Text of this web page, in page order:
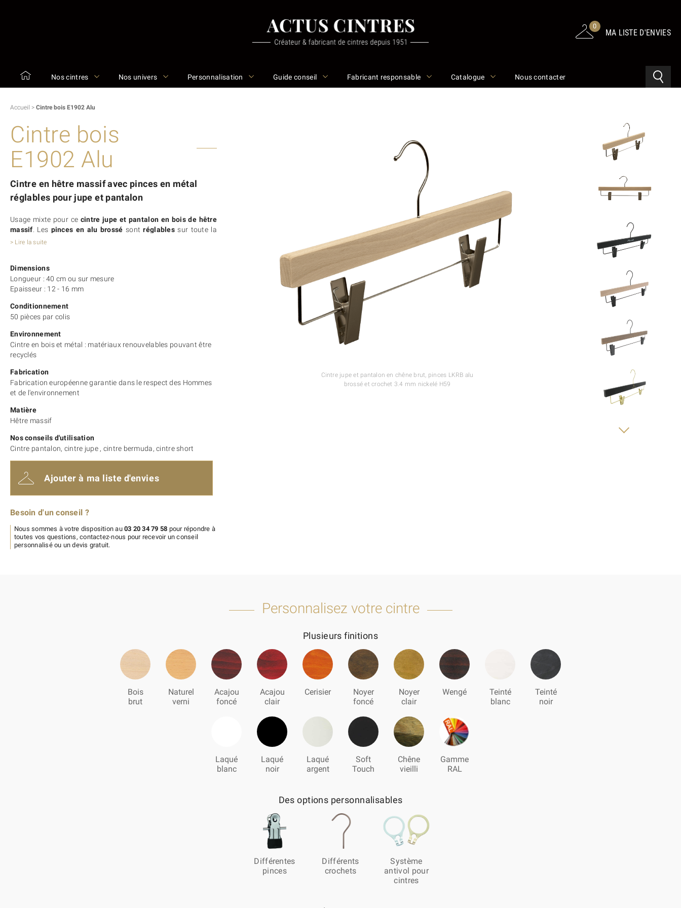
0
MA LISTE D'ENVIES
Nos cintres Nos univers Personnalisation Guide conseil Fabricant responsable Catalogue Nous contacter
Accueil > Cintre bois E1902 Alu
Cintre bois
E1902 Alu
Cintre en hêtre massif avec pinces en métal
réglables pour jupe et pantalon
Usage mixte pour ce cintre jupe et pantalon en bois de hêtre
massif . Les pinces en alu brossé sontréglables sur toute la
longueur de la barre pour un ajustement parfait de tous les
faire correspondre vos cintres à votre univers de marque.
Consultez nos options pour en savoir plus. Ce cintre à pinces
estpersonnalisable avec votre logo
Optez pour notrecintre bois jupe et pantalon 1612 Alu
> Lire la suite
Dimensions
Longueur : 40 cm ou sur mesure
Epaisseur : 12 - 16 mm
Conditionnement
50 pièces par colis
Environnement
Cintre en bois et métal : matériaux renouvelables pouvant être
recyclés
Fabrication
Fabrication européenne garantie dans le respect des Hommes
et de l'environnement
Matière
Hêtre massif
Nos conseils d'utilisation
Cintre pantalon, cintre jupe , cintre bermuda, cintre short
Ajouter à ma liste d'envies
Besoin d'un conseil ?
Nous sommes à votre disposition au03 20 34 79 58 pour répondre à
toutes vos questions, contactez-nous pour recevoir un conseil
personnalisé ou un devis gratuit.
Cintre jupe et pantalon en chêne brut, pinces LKRB alu
brossé et crochet 3.4 mm nickelé H59
Personnalisez votre cintre
Plusieurs finitions
Bois
brut
Naturel
verni
Acajou
foncé
Acajou
clair
Cerisier
Noyer
foncé
Noyer
clair
Wengé
Teinté
blanc
Teinté
noir
Laqué
blanc
Laqué
noir
Laqué
argent
Soft
Touch
Chêne
vieilli
Gamme
RAL
Des options personnalisables
Différentes
pinces
Différents
crochets
Système
antivol pour
cintres